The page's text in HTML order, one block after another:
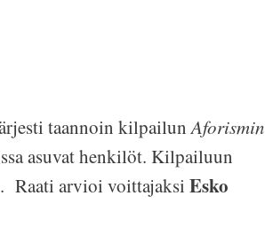
taannoin kilpailunAforismin
asuvat henkilöt. Kilpailuun
Raati arvioi voittajaksi Esko